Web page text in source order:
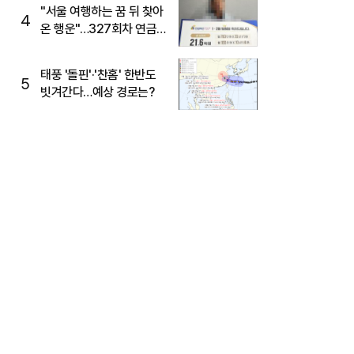
4
"서울 여행하는 꿈 뒤 찾아
온 행운"…327회차 연금
5
태풍 '돌핀'·'찬홈' 한반도
빗겨간다…예상 경로는?